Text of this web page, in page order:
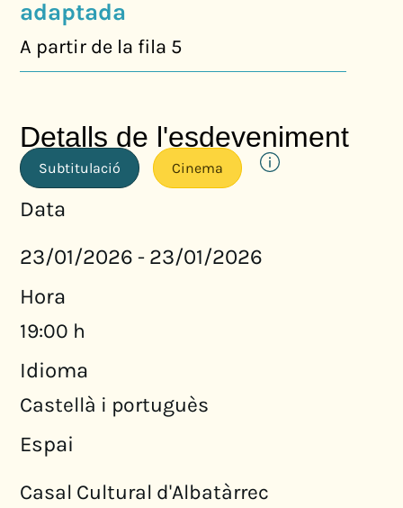
adaptada
A partir de la fila 5
Detalls de l'esdeveniment
Subtitulació Cinema
Data
23/01/2026 - 23/01/2026
Hora
19:00 h
Idioma
Castellà i portuguès
Espai
Casal Cultural d'Albatàrrec